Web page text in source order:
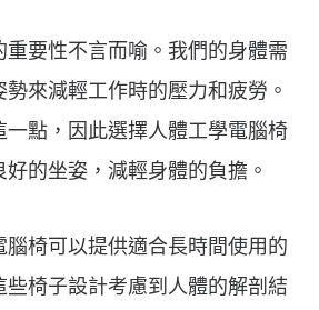
重要性不言而喻。我們的身體需
來減輕工作時的壓力和疲勞。
一點，因此選擇人體工學電腦椅
的坐姿，減輕身體的負擔。
腦椅可以提供適合長時間使用的
些椅子設計考慮到人體的解剖結